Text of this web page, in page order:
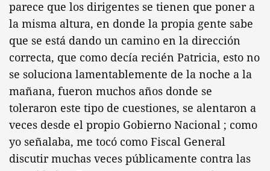
parece que los dirigentes se tienen que poner a
la misma altura, en donde la propia gente sabe
que se está dando un camino en la dirección
correcta, que como decía recién Patricia, esto no
se soluciona lamentablemente de la noche a la
mañana, fueron muchos años donde se
toleraron este tipo de cuestiones, se alentaron a
veces desde el propio Gobierno Nacional ; como
yo señalaba, me tocó como Fiscal General
discutir muchas veces públicamente contra las